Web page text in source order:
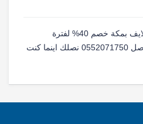
شركة كلين لايف بمكة خصم 40% لفترة
كنت